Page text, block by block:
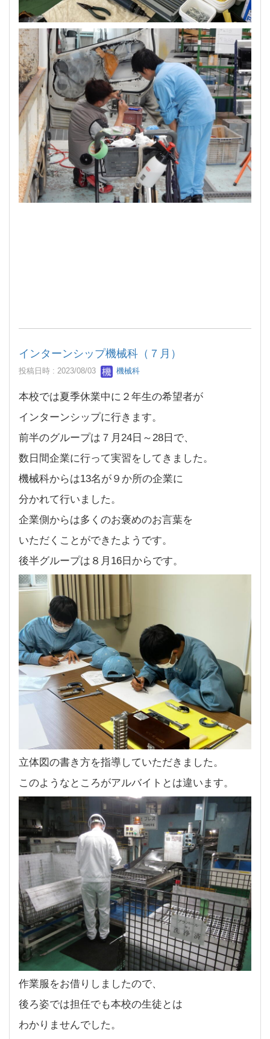
インターンシップ機械科（７月）
投稿日時 : 2023/08/03 機械科
本校では夏季休業中に２年生の希望者が
インターンシップに行きます。
前半のグループは７月24日～28日で、
数日間企業に行って実習をしてきました。
機械科からは13名が９か所の企業に
分かれて行いました。
企業側からは多くのお褒めのお言葉を
いただくことができたようです。
後半グループは８月16日からです。
立体図の書き方を指導していただきました。
このようなところがアルバイトとは違います。
作業服をお借りしましたので、
後ろ姿では担任でも本校の生徒とは
わかりませんでした。